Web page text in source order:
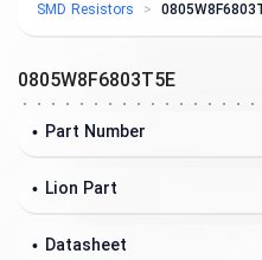
SMD Resistors
0805W8F6803T5E
Part Number
Lion Part
Datasheet